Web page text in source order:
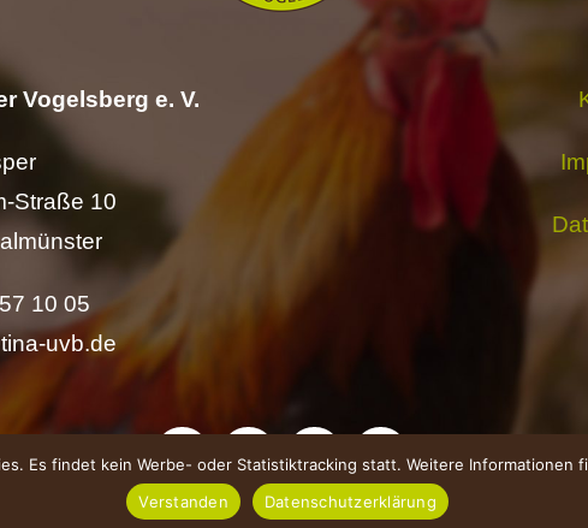
Vogelsberg e. V.
Straße 10
10 05
uvb.de
Es findet kein Werbe- oder Statistiktracking statt. Weitere Informationen
Verstanden
Datenschutzerklärung